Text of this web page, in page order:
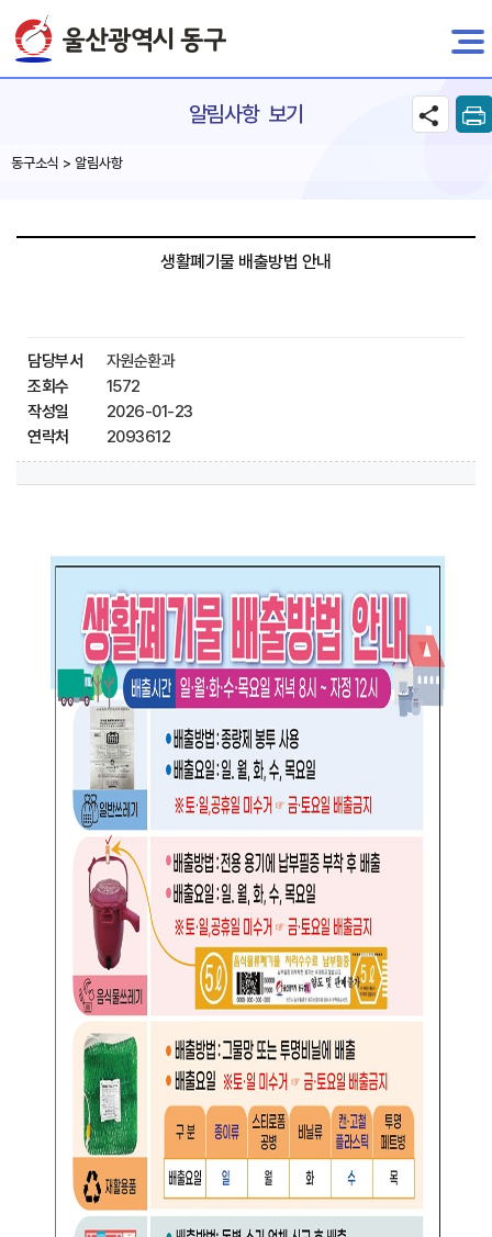
전자민원
알림사항 보기
동구소식 > 알림사항
생활폐기물 배출방법 안내
담당부서
자원순환과
조회수
1572
작성일
2026-01-23
연락처
2093612